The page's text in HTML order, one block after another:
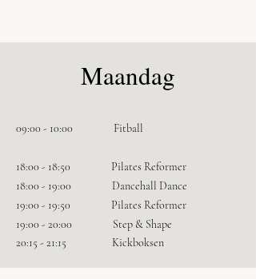
Maandag
09:00 - 10:00 Fitball
18:00 - 18:50 Pilates Reformer
18:00 - 19:00 Dancehall Dance
19:00 - 19:50 Pilates Reformer
19:00 - 20:00 Step & Shape
20:15 - 21:15 Kickboksen